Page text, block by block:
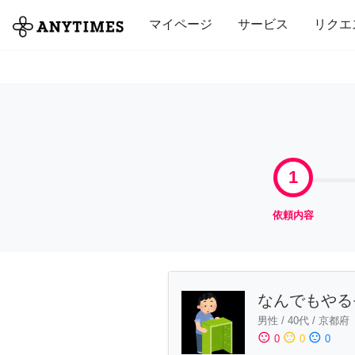
マイページ サービス リク
全て 修理・組立 家事 引っ越し
1
依頼内容
なんでもや
男性 / 40代 / 京都府
sentiment_satisfied 0 sentiment_neutral 0 sentiment_dissatisfied 0